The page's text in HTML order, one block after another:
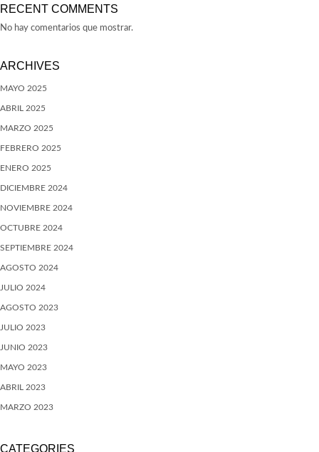
RECENT COMMENTS
No hay comentarios que mostrar.
ARCHIVES
MAYO 2025
ABRIL 2025
MARZO 2025
FEBRERO 2025
ENERO 2025
DICIEMBRE 2024
NOVIEMBRE 2024
OCTUBRE 2024
SEPTIEMBRE 2024
AGOSTO 2024
JULIO 2024
AGOSTO 2023
JULIO 2023
JUNIO 2023
MAYO 2023
ABRIL 2023
MARZO 2023
CATEGORIES